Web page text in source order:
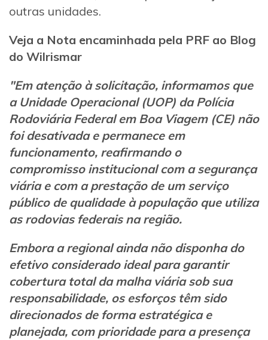
outras unidades.
Veja a Nota encaminhada pela PRF ao Blog
do Wilrismar
"Em atenção à solicitação, informamos que
a Unidade Operacional (UOP) da Polícia
Rodoviária Federal em Boa Viagem (CE) não
foi desativada e permanece em
funcionamento, reafirmando o
compromisso institucional com a segurança
viária e com a prestação de um serviço
público de qualidade à população que utiliza
as rodovias federais na região.
Embora a regional ainda não disponha do
efetivo considerado ideal para garantir
cobertura total da malha viária sob sua
responsabilidade, os esforços têm sido
direcionados de forma estratégica e
planejada, com prioridade para a presença